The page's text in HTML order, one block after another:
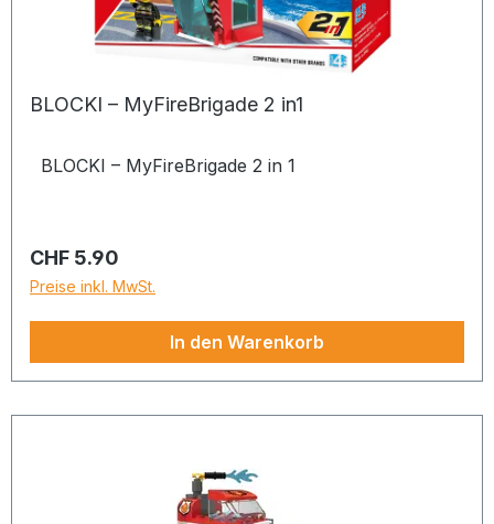
BLOCKI – MyFireBrigade 2 in1
BLOCKI – MyFireBrigade 2 in 1
Regulärer Preis:
CHF 5.90
Preise inkl. MwSt.
In den Warenkorb